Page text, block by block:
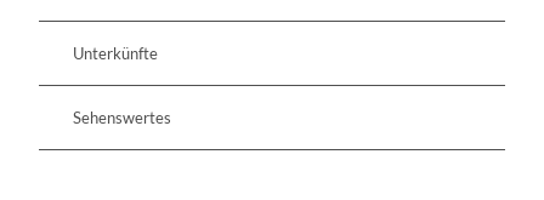
Unterkünfte
Sehenswertes